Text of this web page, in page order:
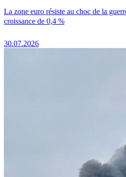
La zone euro résiste au choc de la
croissance de 0,4 %
30.07.2026